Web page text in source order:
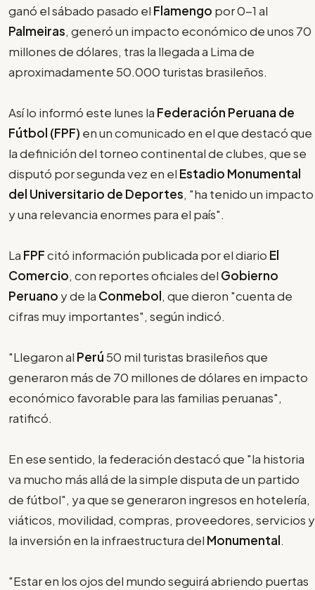
ganó el sábado pasado el Flamengo por 0-1 al
Palmeiras, generó un impacto económico de unos 70
millones de dólares, tras la llegada a Lima de
aproximadamente 50.000 turistas brasileños.
Así lo informó este lunes la Federación Peruana de
Fútbol (FPF) en un comunicado en el que destacó que
la definición del torneo continental de clubes, que se
disputó por segunda vez en el Estadio Monumental
del Universitario de Deportes, "ha tenido un impacto
y una relevancia enormes para el país".
La FPFcitó información publicada por el diario El
Comercio, con reportes oficiales del Gobierno
Peruano y de la Conmebol, que dieron "cuenta de
cifras muy importantes", según indicó.
"Llegaron al Perú50 mil turistas brasileños que
generaron más de 70 millones de dólares en impacto
económico favorable para las familias peruanas",
ratificó.
En ese sentido, la federación destacó que "la historia
va mucho más allá de la simple disputa de un partido
de fútbol", ya que se generaron ingresos en hotelería,
viáticos, movilidad, compras, proveedores, servicios y
la inversión en la infraestructura del Monumental.
"Estar en los ojos del mundo seguirá abriendo puertas